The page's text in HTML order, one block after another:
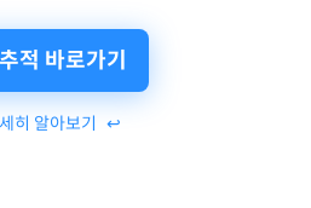
적 바로가기
히 알아보기 ↩︎